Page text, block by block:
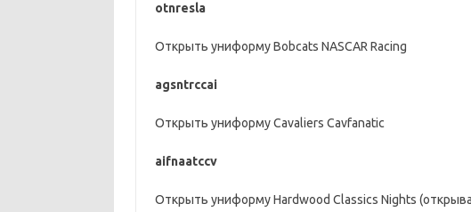
otnresla
Открыть униформу Bobcats NASCAR Racing
agsntrccai
Открыть униформу Cavaliers Cavfanatic
aifnaatccv
Открыть униформу Hardwood Classics Nights